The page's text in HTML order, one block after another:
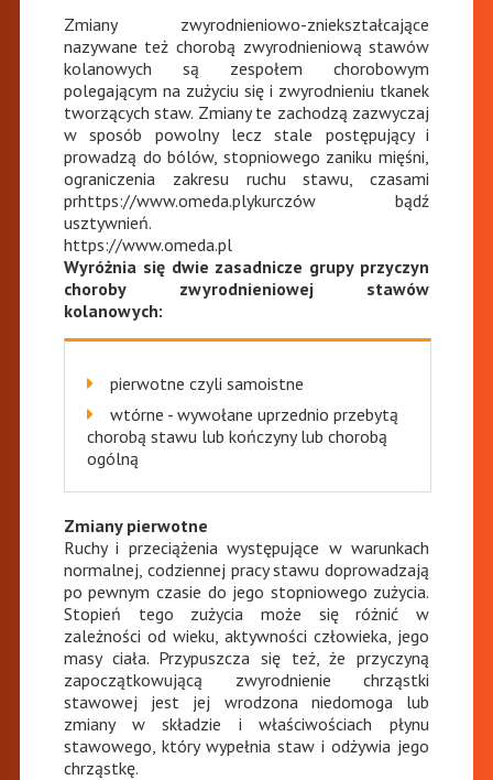
Zmiany zwyrodnieniowo-zniekształcające
nazywane też chorobą zwyrodnieniową stawów
kolanowych są zespołem chorobowym
polegającym na zużyciu się i zwyrodnieniu tkanek
tworzących staw. Zmiany te zachodzą zazwyczaj
w sposób powolny lecz stale postępujący i
prowadzą do bólów, stopniowego zaniku mięśni,
ograniczenia zakresu ruchu stawu, czasami
prhttps://www.omeda.plykurczów bądź
usztywnień.
https://www.omeda.pl
Wyróżnia się dwie zasadnicze grupy przyczyn
choroby zwyrodnieniowej stawów
kolanowych:
pierwotne czyli samoistne
wtórne - wywołane uprzednio przebytą
chorobą stawu lub kończyny lub chorobą
ogólną
Zmiany pierwotne
Ruchy i przeciążenia występujące w warunkach
normalnej, codziennej pracy stawu doprowadzają
po pewnym czasie do jego stopniowego zużycia.
Stopień tego zużycia może się różnić w
zależności od wieku, aktywności człowieka, jego
masy ciała. Przypuszcza się też, że przyczyną
zapoczątkowującą zwyrodnienie chrząstki
stawowej jest jej wrodzona niedomoga lub
zmiany w składzie i właściwościach płynu
stawowego, który wypełnia staw i odżywia jego
chrząstkę.